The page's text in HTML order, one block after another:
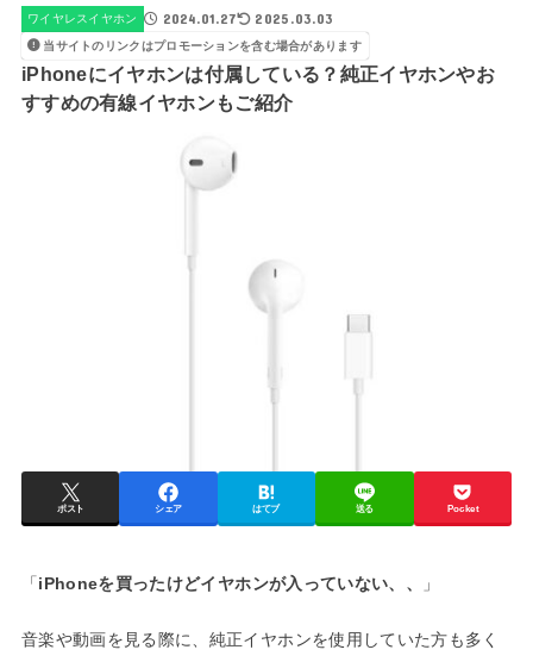
ワイヤレスイヤホン 2024.01.27 2025.03.03
当サイトのリンクはプロモーションを含む場合があります
iPhoneにイヤホンは付属している？純正イヤホンやお
すすめの有線イヤホンもご紹介
ポスト シェア はてブ 送る Pocket
「iPhoneを買ったけどイヤホンが入っていない、、 」
音楽や動画を見る際に、純正イヤホンを使用していた方も多く